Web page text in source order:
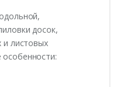
досок,
и листовых